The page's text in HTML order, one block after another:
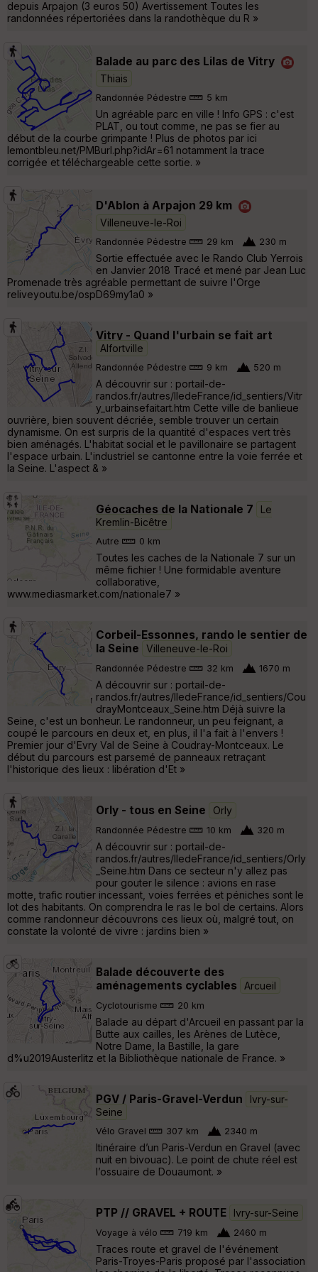
depuis Arpajon (3 euros 50) Avertissement Toutes les
randonnées répertoriées dans la randothèque du R »
Balade au parc des Lilas de Vitry
Thiais
Randonnée Pédestre 5 km
Un agréable parc en ville ! Info GPS : c'est
PLAT, ou tout comme, ne pas se fier au
début de la courbe grimpante ! Plus de photos par ici
lemontbleu.net/PMBurl.php?idAr=61 notamment la trace
corrigée et téléchargeable cette sortie. »
D'Ablon à Arpajon 29 km
Villeneuve-le-Roi
Randonnée Pédestre 29 km 230 m
Sortie effectuée avec le Rando Club Yerrois
en Janvier 2018 Tracé et mené par Jean Luc
Promenade très agréable permettant de suivre l'Orge
reliveyoutu.be/ospD69my1a0 »
Vitry - Quand l'urbain se fait art
Alfortville
Randonnée Pédestre 9 km 520 m
A découvrir sur : portail-de-
randos.fr/autres/IledeFrance/id_sentiers/Vitr
y_urbainsefaitart.htm Cette ville de banlieue
ouvrière, bien souvent décriée, semble trouver un certain
dynamisme. On est surpris de la quantité d'espaces vert très
bien aménagés. L'habitat social et le pavillonaire se partagent
l'espace urbain. L'industriel se cantonne entre la voie ferrée et
la Seine. L'aspect & »
Géocaches de la Nationale 7
Le
Kremlin-Bicêtre
Autre 0 km
Toutes les caches de la Nationale 7 sur un
même fichier ! Une formidable aventure
collaborative,
www.mediasmarket.com/nationale7 »
Corbeil-Essonnes, rando le sentier de
la Seine
Villeneuve-le-Roi
Randonnée Pédestre 32 km 1670 m
A découvrir sur : portail-de-
randos.fr/autres/IledeFrance/id_sentiers/Cou
drayMontceaux_Seine.htm Déjà suivre la
Seine, c'est un bonheur. Le randonneur, un peu feignant, a
coupé le parcours en deux et, en plus, il l'a fait à l'envers !
Premier jour d'Evry Val de Seine à Coudray-Montceaux. Le
début du parcours est parsemé de panneaux retraçant
l'historique des lieux : libération d'Et »
Orly - tous en Seine Orly
Randonnée Pédestre 10 km 320 m
A découvrir sur : portail-de-
randos.fr/autres/IledeFrance/id_sentiers/Orly
_Seine.htm Dans ce secteur n'y allez pas
pour gouter le silence : avions en rase
motte, trafic routier incessant, voies ferrées et péniches sont le
lot des habitants. On comprendra le ras le bol de certains. Alors
comme randonneur découvrons ces lieux où, malgré tout, on
constate la volonté de vivre : jardins bien »
Balade découverte des
aménagements cyclables
Arcueil
Cyclotourisme 20 km
Balade au départ d'Arcueil en passant par la
Butte aux cailles, les Arènes de Lutèce,
Notre Dame, la Bastille, la gare
d%u2019Austerlitz et la Bibliothèque nationale de France. »
PGV / Paris-Gravel-Verdun
Ivry-sur-
Seine
Vélo Gravel 307 km 2340 m
Itinéraire d’un Paris-Verdun en Gravel (avec
nuit en bivouac). Le point de chute réel est
l’ossuaire de Douaumont. »
PTP // GRAVEL + ROUTE Ivry-sur-Seine
Voyage à vélo 719 km 2460 m
Traces route et gravel de l'événement
Paris-Troyes-Paris proposé par l'association